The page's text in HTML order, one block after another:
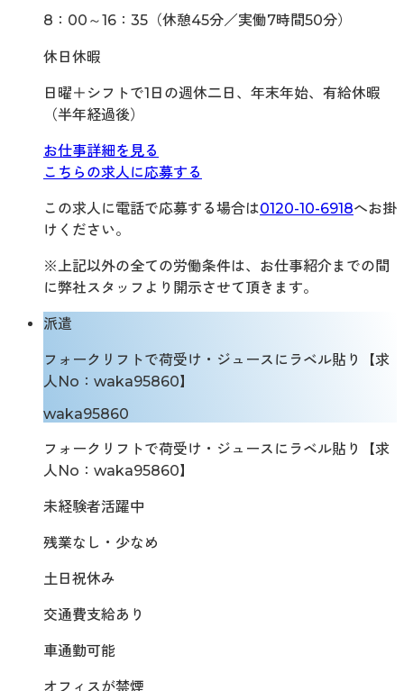
8：00～16：35（休憩45分／実働7時間50分）
休日休暇
日曜＋シフトで1日の週休二日、年末年始、有給休暇
（半年経過後）
お仕事詳細を見る
こちらの求人に応募する
この求人に電話で応募する場合は0120-10-6918へお掛
けください。
※上記以外の全ての労働条件は、お仕事紹介までの間
に弊社スタッフより開示させて頂きます。
派遣
フォークリフトで荷受け・ジュースにラベル貼り【求
人No：waka95860】
waka95860
フォークリフトで荷受け・ジュースにラベル貼り【求
人No：waka95860】
未経験者活躍中
残業なし・少なめ
土日祝休み
交通費支給あり
車通勤可能
オフィスが禁煙